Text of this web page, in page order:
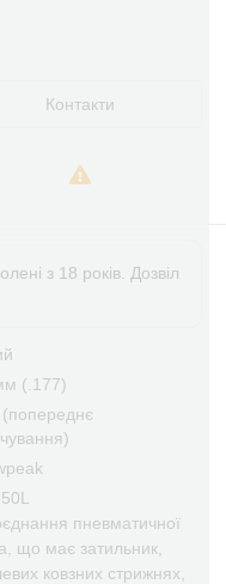
Контакти
з 18 років. Дозвіл
(.177)
(попереднє
пневматичної
що має затильник,
ковзних стрижнях,